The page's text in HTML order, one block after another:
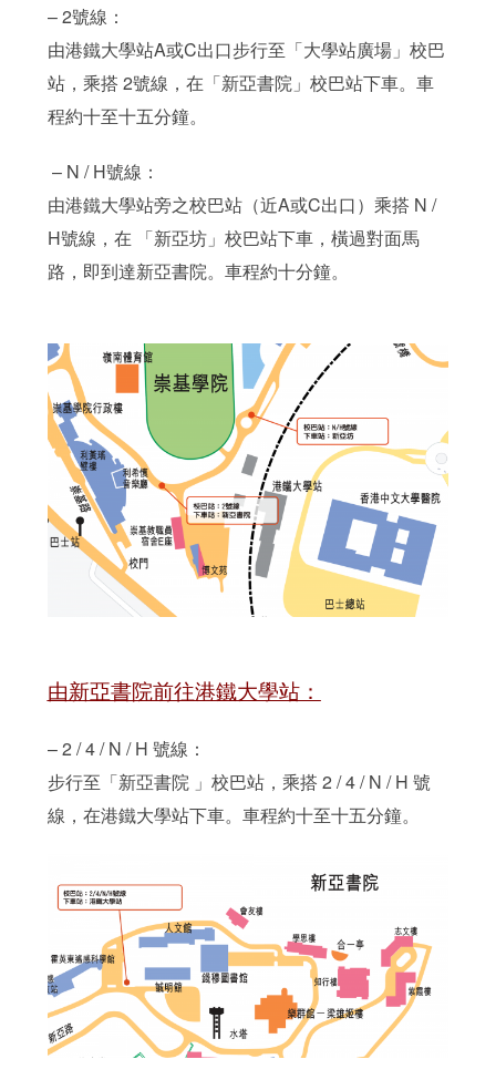
– 2號線：
由港鐵大學站A或C出口步行至「大學站廣場」校巴
站，乘搭 2號線，在「新亞書院」校巴站下車。車
程約十至十五分鐘。
– N / H號線：
由港鐵大學站旁之校巴站（近A或C出口）乘搭 N /
H號線，在 「新亞坊」校巴站下車，橫過對面馬
路，即到達新亞書院。車程約十分鐘。
由新亞書院前往港鐵大學站：
– 2 / 4 / N / H 號線：
步行至「新亞書院 」校巴站，乘搭 2 / 4 / N / H 號
線，在港鐵大學站下車。車程約十至十五分鐘。